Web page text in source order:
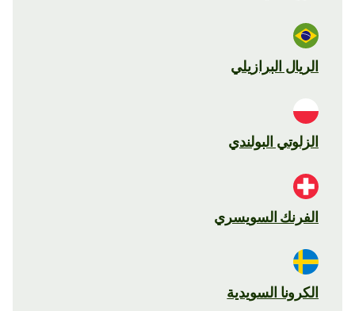
الريال البرازيلي
الزلوتي البولندي
الفرنك السويسري
الكرونا السويدية